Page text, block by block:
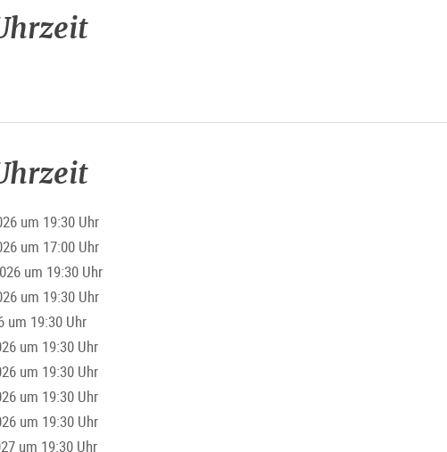
um 19:30 Uhr
um 17:00 Uhr
um 19:30 Uhr
um 19:30 Uhr
um 19:30 Uhr
um 19:30 Uhr
um 19:30 Uhr
um 19:30 Uhr
um 19:30 Uhr
um 19:30 Uhr